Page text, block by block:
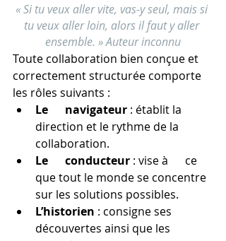
« Si tu veux aller vite, vas-y seul, mais si
tu veux aller loin, alors il faut y aller
ensemble. » Auteur inconnu
Toute collaboration bien conçue et
correctement structurée comporte
les rôles suivants :
Le      navigateur : établit la
direction et le rythme de la
collaboration.
Le      conducteur : vise à      ce
que tout le monde se concentre
sur les solutions possibles.
L’historien : consigne ses
découvertes ainsi que les